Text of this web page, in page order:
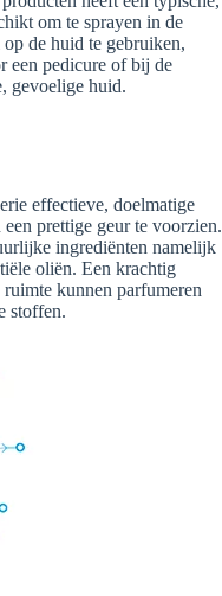
om te sprayen in de
de huid te gebruiken,
een pedicure of bij de
gevoelige huid.
effectieve, doelmatige
prettige geur te voorzien.
ingrediënten namelijk
oliën. Een krachtig
ruimte kunnen parfumeren
stoffen.